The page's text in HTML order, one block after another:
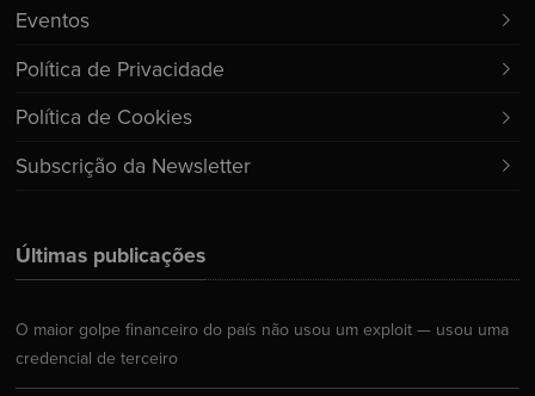
Últimas publicações
O maior golpe financeiro do país não usou um exploit — usou uma
credencial de terceiro
Eventos
Política de Privacidade
Política de Cookies
Subscrição da Newsletter